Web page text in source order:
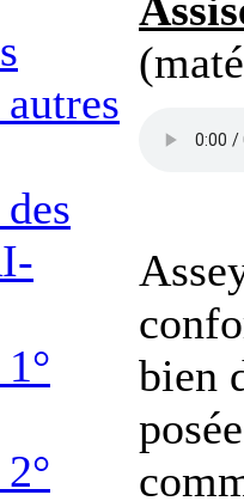
bien